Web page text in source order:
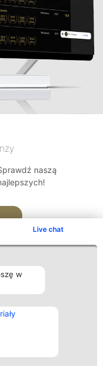
Live chat
w
naszą
Kontakt
Kontakt